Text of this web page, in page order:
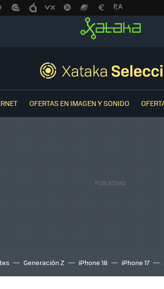
OFERTAS EN IMAGEN Y SONIDO
Generación Z iPhone 18 iPhone 17